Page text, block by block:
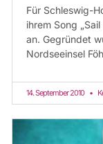
Für Schleswig-
ihrem Song
an. Gegründet
Nordseeinsel
14. September 2010